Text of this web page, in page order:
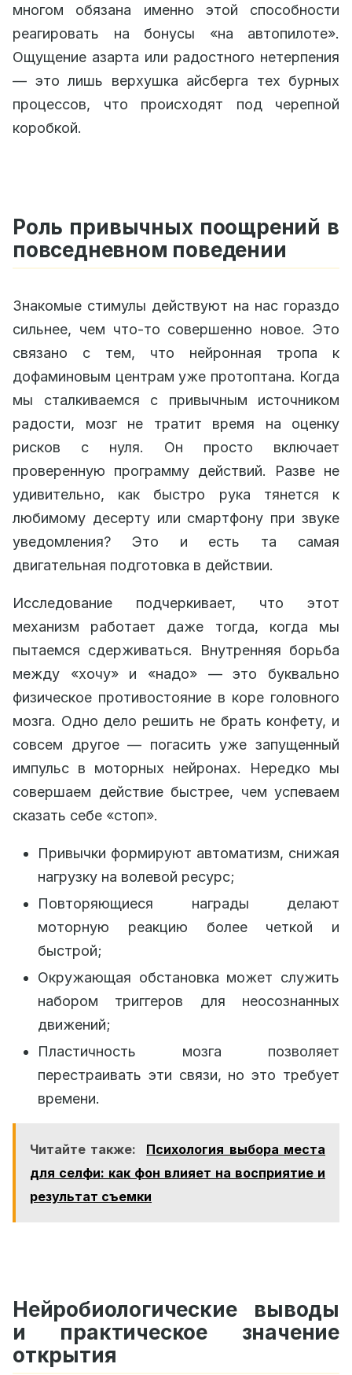
многом обязана именно этой способности
реагировать на бонусы «на автопилоте».
Ощущение азарта или радостного нетерпения
— это лишь верхушка айсберга тех бурных
процессов, что происходят под черепной
коробкой.
Роль привычных поощрений в
повседневном поведении
Знакомые стимулы действуют на нас гораздо
сильнее, чем что-то совершенно новое. Это
связано с тем, что нейронная тропа к
дофаминовым центрам уже протоптана. Когда
мы сталкиваемся с привычным источником
радости, мозг не тратит время на оценку
рисков с нуля. Он просто включает
проверенную программу действий. Разве не
удивительно, как быстро рука тянется к
любимому десерту или смартфону при звуке
уведомления? Это и есть та самая
двигательная подготовка в действии.
Исследование подчеркивает, что этот
механизм работает даже тогда, когда мы
пытаемся сдерживаться. Внутренняя борьба
между «хочу» и «надо» — это буквально
физическое противостояние в коре головного
мозга. Одно дело решить не брать конфету, и
совсем другое — погасить уже запущенный
импульс в моторных нейронах. Нередко мы
совершаем действие быстрее, чем успеваем
сказать себе «стоп».
Привычки формируют автоматизм, снижая
нагрузку на волевой ресурс;
Повторяющиеся награды делают
моторную реакцию более четкой и
быстрой;
Окружающая обстановка может служить
набором триггеров для неосознанных
движений;
Пластичность мозга позволяет
перестраивать эти связи, но это требует
времени.
Читайте также:
Психология выбора места
для селфи: как фон влияет на восприятие и
результат съемки
Нейробиологические выводы
и практическое значение
открытия